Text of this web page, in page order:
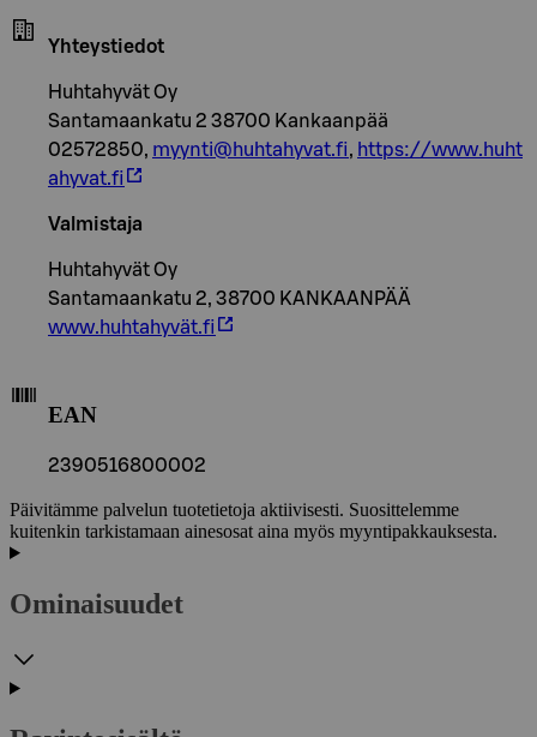
Yhteystiedot
Huhtahyvät Oy
Santamaankatu 2 38700 Kankaanpää
02572850, myynti@huhtahyvat.fi, https://www.huht
ahyvat.fi
Valmistaja
Huhtahyvät Oy
Santamaankatu 2, 38700 KANKAANPÄÄ
www.huhtahyvät.fi
EAN
2390516800002
Päivitämme palvelun tuotetietoja aktiivisesti. Suosittelemme
kuitenkin tarkistamaan ainesosat aina myös myyntipakkauksesta.
Ominaisuudet